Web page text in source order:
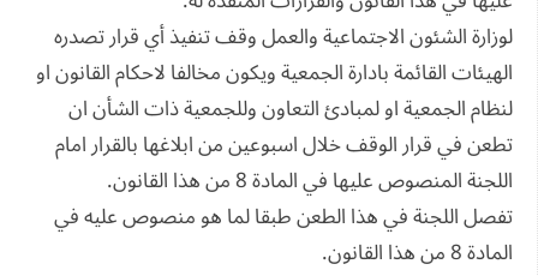
لوزارة الشئون الاجتماعية والعمل وقف تنفيذ أي قرار تصدره
الهيئات القائمة بادارة الجمعية ويكون مخالفا لاحكام القانون او
لنظام الجمعية او لمبادئ التعاون وللجمعية ذات الشأن ان
تطعن في قرار الوقف خلال اسبوعين من ابلاغها بالقرار امام
اللجنة المنصوص عليها في المادة 8 من هذا القانون.
تفصل اللجنة في هذا الطعن طبقا لما هو منصوص عليه في
المادة 8 من هذا القانون.